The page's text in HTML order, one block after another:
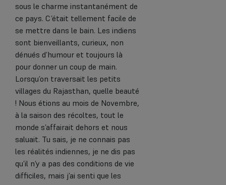
sous le charme instantanément de
ce pays. C’était tellement facile de
se mettre dans le bain. Les indiens
sont bienveillants, curieux, non
dénués d’humour et toujours là
pour donner un coup de main.
Lorsqu’on traversait les petits
villages du Rajasthan, quelle beauté
! Nous étions au mois de Novembre,
à la saison des récoltes, tout le
monde s’affairait dehors et nous
saluait. Tu sais, je ne connais pas
les réalités indiennes, je ne dis pas
qu’il n’y a pas des conditions de vie
difficiles, mais j’ai senti que les